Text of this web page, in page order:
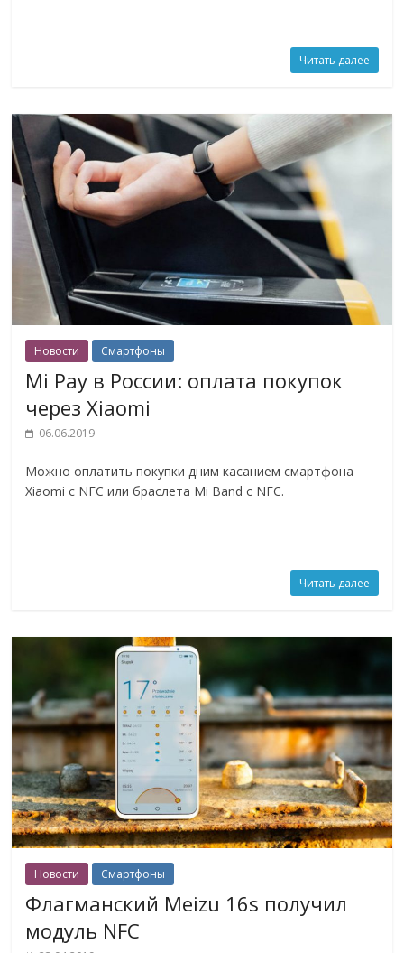
Читать далее
Новости Смартфоны
Mi Pay в России: оплата покупок
через Xiaomi
06.06.2019
Можно оплатить покупки дним касанием смартфона
Xiaomi с NFC или браслета Mi Band с NFC.
Читать далее
Новости Смартфоны
Флагманский Meizu 16s получил
модуль NFC